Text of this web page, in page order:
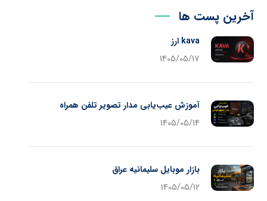
آخرین پست ها
kava ارز
1405/05/17
آموزش عیب‌یابی مدار تصویر تلفن همراه
1405/05/14
بازار موبایل سلیمانیه عراق
1405/05/12